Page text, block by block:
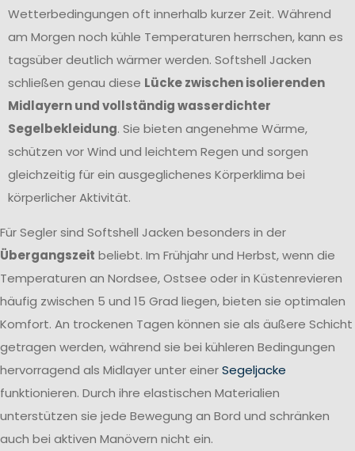
Wetterbedingungen oft innerhalb kurzer Zeit. Während
am Morgen noch kühle Temperaturen herrschen, kann es
tagsüber deutlich wärmer werden. Softshell Jacken
schließen genau diese Lücke zwischen isolierenden
Midlayern und vollständig wasserdichter
Segelbekleidung. Sie bieten angenehme Wärme,
schützen vor Wind und leichtem Regen und sorgen
gleichzeitig für ein ausgeglichenes Körperklima bei
körperlicher Aktivität.
Für Segler sind Softshell Jacken besonders in der
Übergangszeit beliebt. Im Frühjahr und Herbst, wenn die
Temperaturen an Nordsee, Ostsee oder in Küstenrevieren
häufig zwischen 5 und 15 Grad liegen, bieten sie optimalen
Komfort. An trockenen Tagen können sie als äußere Schicht
getragen werden, während sie bei kühleren Bedingungen
hervorragend als Midlayer unter einerSegeljacke
funktionieren. Durch ihre elastischen Materialien
unterstützen sie jede Bewegung an Bord und schränken
auch bei aktiven Manövern nicht ein.